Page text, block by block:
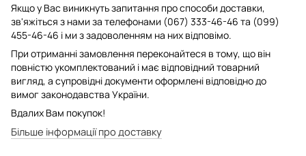
Якщо у Вас виникнуть запитання про способи доставки,
зв'яжіться з нами за телефонами (067) 333-46-46 та (099)
455-46-46 і ми з задоволенням на них відповімо.
При отриманні замовлення переконайтеся в тому, що він
повністю укомплектований і має відповідний товарний
вигляд, а супровідні документи оформлені відповідно до
вимог законодавства України.
Вдалих Вам покупок!
Більше інформації про доставку